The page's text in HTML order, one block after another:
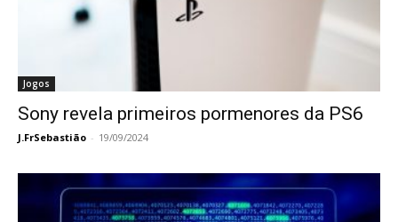
Jogos
Sony revela primeiros pormenores da PS6
J.FrSebastião - 19/09/2024